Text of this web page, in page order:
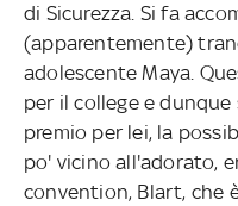
di Sicurezza. Si fa
(apparentemente)
adolescente Maya.
per il college e
premio per lei, la
po' vicino all'adorato,
convention, Blart, che